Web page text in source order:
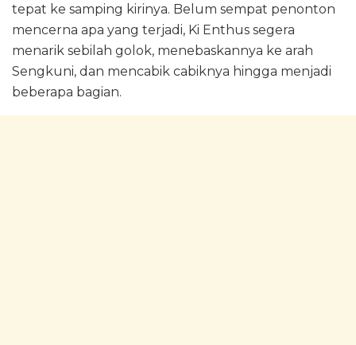
tepat ke samping kirinya. Belum sempat penonton
mencerna apa yang terjadi, Ki Enthus segera
menarik sebilah golok, menebaskannya ke arah
Sengkuni, dan mencabik cabiknya hingga menjadi
beberapa bagian.